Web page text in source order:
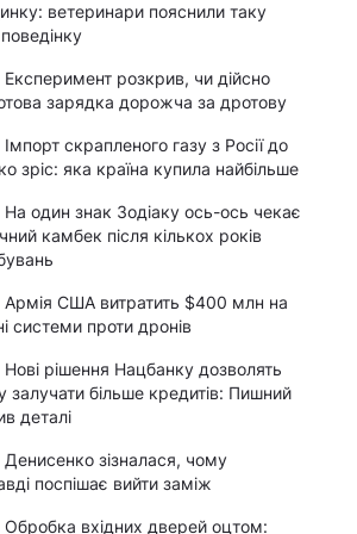
ветеринари пояснили таку
Експеримент розкрив, чи дійсно
зарядка дорожча за дротову
Імпорт скрапленого газу з Росії до
зріс: яка країна купила найбільше
На один знак Зодіаку ось-ось чекає
камбек після кількох років
Армія США витратить $400 млн на
системи проти дронів
Нові рішення Нацбанку дозволять
залучати більше кредитів: Пишний
деталі
Денисенко зізналася, чому
поспішає вийти заміж
Обробка вхідних дверей оцтом: